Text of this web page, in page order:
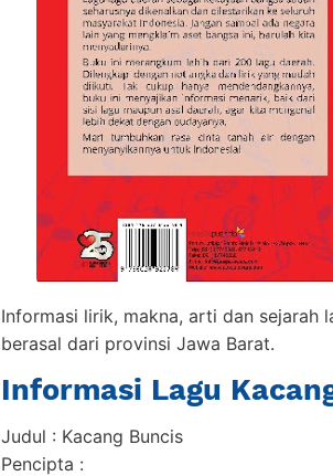
Informasi lirik, makna, arti dan sejarah
berasal dari provinsi Jawa Barat.
Informasi Lagu
Judul : Kacang Buncis
Pencipta :